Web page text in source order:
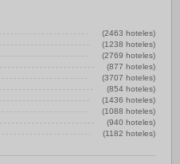
(2463 hoteles)
(1238 hoteles)
(2769 hoteles)
(877 hoteles)
(3707 hoteles)
(854 hoteles)
(1436 hoteles)
(1088 hoteles)
(940 hoteles)
(1182 hoteles)